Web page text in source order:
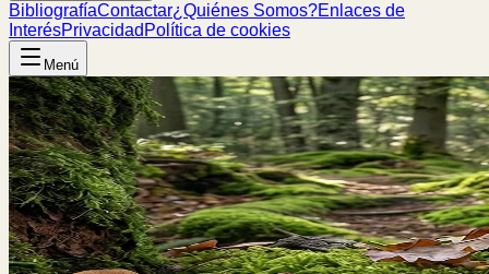
BibliografíaContactar¿Quiénes Somos?Enlaces de
InterésPrivacidad Política de cookies
Menú